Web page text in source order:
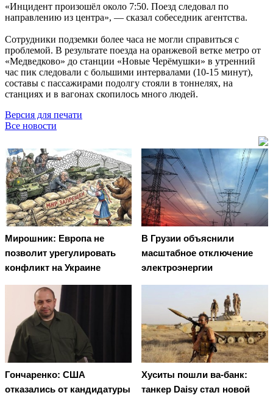
«Инцидент произошёл около 7:50. Поезд следовал по
направлению из центра», — сказал собеседник агентства.
Сотрудники подземки более часа не могли справиться с
проблемой. В результате поезда на оранжевой ветке метро от
«Медведково» до станции «Новые Черёмушки» в утренний
час пик следовали с большими интервалами (10-15 минут),
составы с пассажирами подолгу стояли в тоннелях, на
станциях и в вагонах скопилось много людей.
Версия для печати
Все новости
Мирошник: Европа не
позволит урегулировать
конфликт на Украине
В Грузии объяснили
масштабное отключение
электроэнергии
Гончаренко: США
отказались от кандидатуры
Хуситы пошли ва-банк:
танкер Daisy стал новой